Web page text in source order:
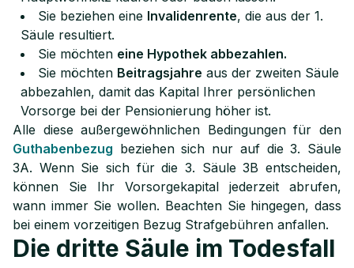
Sie beziehen eine Invalidenrente, die aus der 1.
Säule resultiert.
Sie möchten eine Hypothek abbezahlen.
Sie möchten Beitragsjahre aus der zweiten Säule
abbezahlen, damit das Kapital Ihrer persönlichen
Vorsorge bei der Pensionierung höher ist.
Alle diese außergewöhnlichen Bedingungen für den
Guthabenbezug beziehen sich nur auf die 3. Säule
3A. Wenn Sie sich für die 3. Säule 3B entscheiden,
können Sie Ihr Vorsorgekapital jederzeit abrufen,
wann immer Sie wollen. Beachten Sie hingegen, dass
bei einem vorzeitigen Bezug Strafgebühren anfallen.
Die dritte Säule im Todesfall